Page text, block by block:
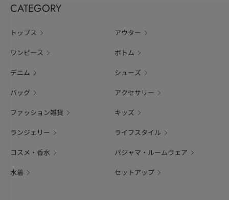
CATEGORY
トップス アウター
ワンピース ボトム
デニム シューズ
バッグ アクセサリー
ファッション雑貨 キッズ
ランジェリー ライフスタイル
コスメ・香水 パジャマ・ルームウェア
水着 セットアップ